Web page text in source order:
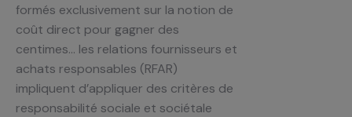
formés exclusivement sur la notion de
coût direct pour gagner des
centimes… les relations fournisseurs et
achats responsables (RFAR)
impliquent d’appliquer des critères de
responsabilité sociale et sociétale